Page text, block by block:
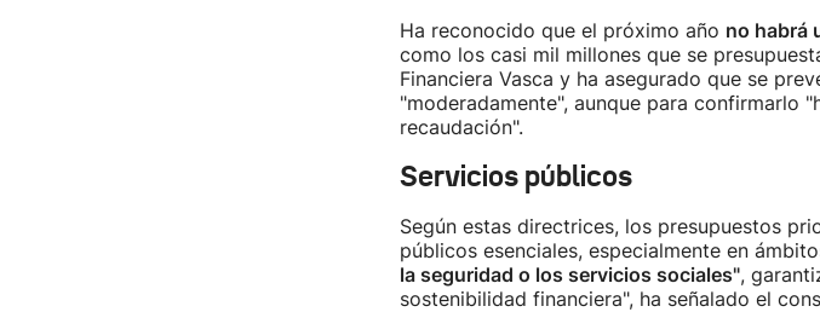
Ha reconocido que el próximo año no habrá
como los casi mil millones que se
Financiera Vasca y ha asegurado que se
"moderadamente", aunque para confirmarlo
recaudación".
Servicios públicos
Según estas directrices, los presupuestos
públicos esenciales, especialmente en
la seguridad o los servicios sociales",
sostenibilidad financiera", ha señalado el